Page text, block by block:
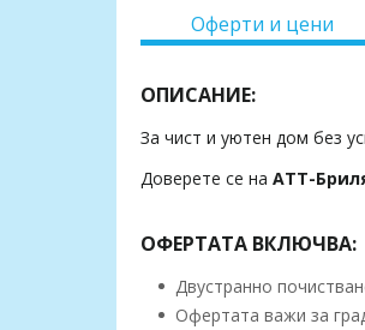
Оферти и цени
ОПИСАНИЕ:
За чист и уютен дом без
Доверете се на АТТ-
ОФЕРТАТА ВКЛЮЧВА:
Двустранно
Офертата важи за